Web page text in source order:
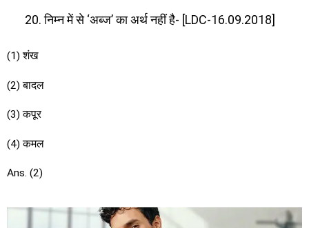
निम्न में से ‘अब्ज’ का अर्थ नहीं है- [LDC-16.09.2018]
(1) शंख
(2) बादल
(3) कपूर
(4) कमल
Ans. (2)